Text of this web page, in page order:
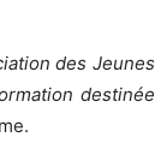
des Jeunes
destinée